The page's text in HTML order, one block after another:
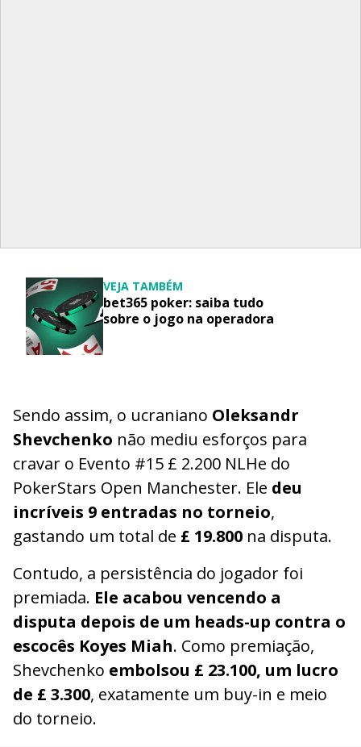
VEJA TAMBÉM
bet365 poker: saiba tudo
sobre o jogo na operadora
Sendo assim, o ucraniano Oleksandr
Shevchenko não mediu esforços para
cravar o Evento #15 £ 2.200 NLHe do
PokerStars Open Manchester. Ele deu
incríveis 9 entradas no torneio,
gastando um total de £ 19.800 na disputa.
Contudo, a persistência do jogador foi
premiada. Ele acabou vencendo a
disputa depois de um heads-up contra o
escocês Koyes Miah. Como premiação,
Shevchenko embolsou £ 23.100, um lucro
de £ 3.300, exatamente um buy-in e meio
do torneio.